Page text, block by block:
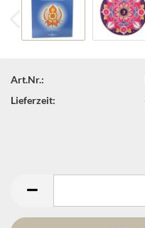
Art.Nr.:
Lieferzeit: